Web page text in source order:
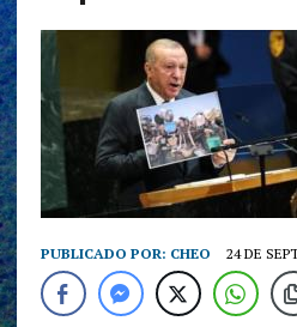
PUBLICADO POR: CHEO 24 DE